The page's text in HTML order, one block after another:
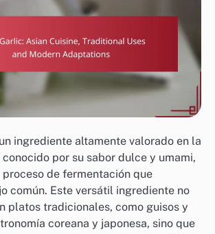
ingrediente altamente valorado en la
por su sabor dulce y umami,
de fermentación que
común. Este versátil ingrediente no
platos tradicionales, como guisos y
coreana y japonesa, sino que